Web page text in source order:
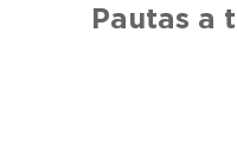
Pautas a